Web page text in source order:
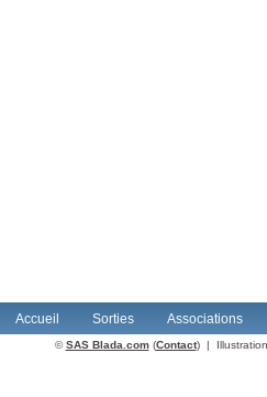
Accueil Sorties Associations
©SAS Blada.com(Contact) |